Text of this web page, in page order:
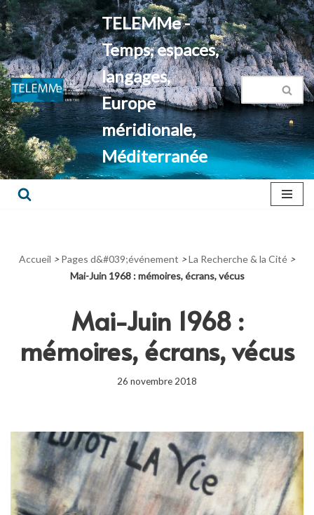
Aller
au
contenu
TELEMMe -
Temps, espaces,
langages,
Europe
méridionale,
Méditerranée
Accueil > Pages d&#039;événement >La Recherche & la Cité >
Mai-Juin 1968 : mémoires, écrans, vécus
Mai-Juin 1968 :
mémoires, écrans, vécus
26 novembre 2018